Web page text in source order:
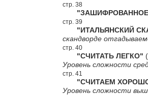
стр. 38
"ЗАШИФРОВАННОЕ
стр. 39
"ИТАЛЬЯНСКИЙ
скандворде
стр. 40
"СЧИТАТЬ ЛЕГКО"
Уровень сложности
стр. 41
"СЧИТАЕМ
Уровень сложности